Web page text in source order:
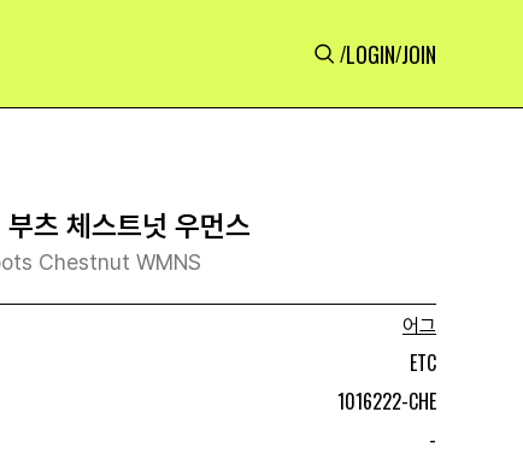
/LOGIN/JOIN
츠 체스트넛 우먼스
Chestnut WMNS
어그
ETC
1016222-CHE
-